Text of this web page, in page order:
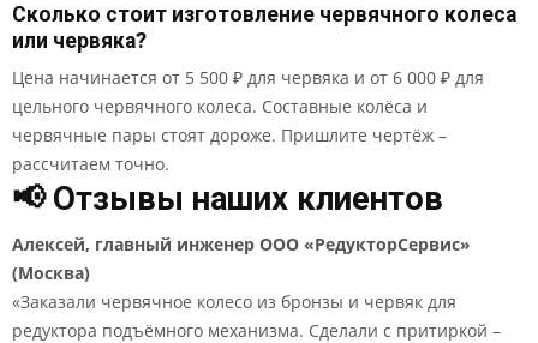
Сколько стоит изготовление червячного колеса
или червяка?
Цена начинается от 5 500 ₽ для червяка и от 6 000 ₽ для
цельного червячного колеса. Составные колёса и
червячные пары стоят дороже. Пришлите чертёж –
рассчитаем точно.
📢 Отзывы наших клиентов
Алексей, главный инженер ООО «РедукторСервис»
(Москва)
«Заказали червячное колесо из бронзы и червяк для
редуктора подъёмного механизма. Сделали с притиркой –